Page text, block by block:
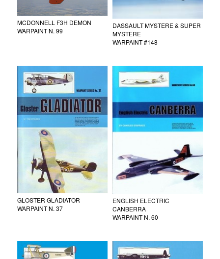
MCDONNELL F3H DEMON
WARPAINT N. 99
DASSAULT MYSTERE & SUPER
MYSTERE
WARPAINT #148
GLOSTER GLADIATOR
WARPAINT N. 37
ENGLISH ELECTRIC
CANBERRA
WARPAINT N. 60